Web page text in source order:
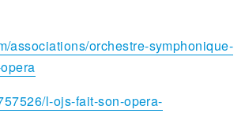
associations/orchestre-symphonique-
l-ojs-fait-son-opera-